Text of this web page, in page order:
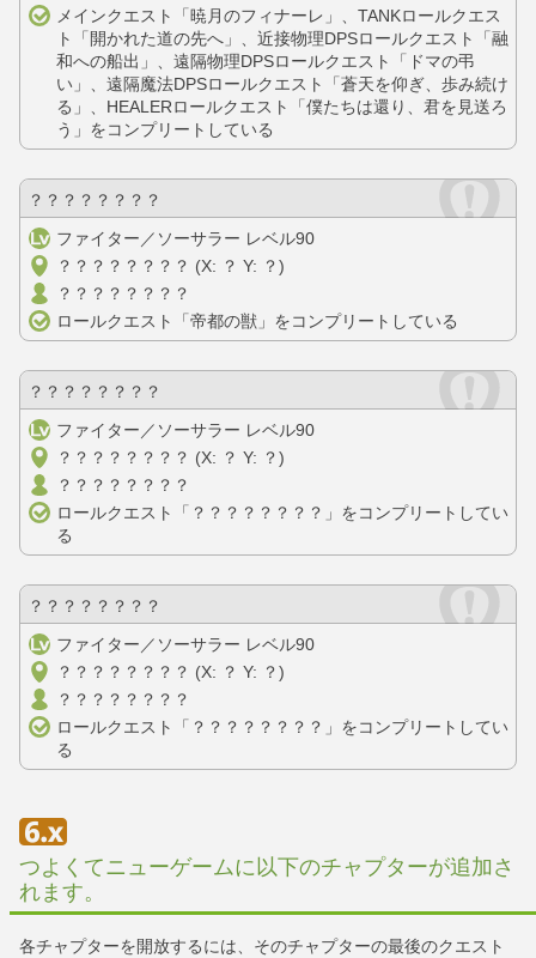
メインクエスト「暁月のフィナーレ」、TANKロールクエス
ト「開かれた道の先へ」、近接物理DPSロールクエスト「融
和への船出」、遠隔物理DPSロールクエスト「ドマの弔
い」、遠隔魔法DPSロールクエスト「蒼天を仰ぎ、歩み続け
る」、HEALERロールクエスト「僕たちは還り、君を見送ろ
う」をコンプリートしている
？？？？？？？？
ファイター／ソーサラー レベル90
？？？？？？？？ (X: ？ Y: ？)
？？？？？？？？
ロールクエスト「帝都の獣」をコンプリートしている
？？？？？？？？
ファイター／ソーサラー レベル90
？？？？？？？？ (X: ？ Y: ？)
？？？？？？？？
ロールクエスト「？？？？？？？？」をコンプリートしてい
る
？？？？？？？？
ファイター／ソーサラー レベル90
？？？？？？？？ (X: ？ Y: ？)
？？？？？？？？
ロールクエスト「？？？？？？？？」をコンプリートしてい
る
つよくてニューゲームに以下のチャプターが追加さ
れます。
各チャプターを開放するには、そのチャプターの最後のクエスト